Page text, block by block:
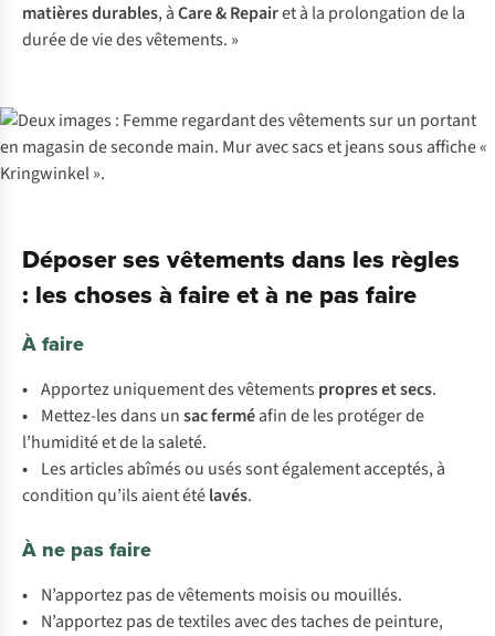
matières durables, àCare & Repairet à la prolongation de la
durée de vie des vêtements. »
Déposer ses vêtements dans les règles
: les choses à faire et à ne pas faire
À faire
• Apportez uniquement des vêtements propres et secs.
• Mettez-les dans unsac ferméafin de les protéger de
l’humidité et de la saleté.
• Les articles abîmés ou usés sont également acceptés, à
condition qu’ils aient étélavés.
À ne pas faire
• N’apportez pas de vêtements moisis ou mouillés.
• N’apportez pas de textiles avec des taches de peinture,